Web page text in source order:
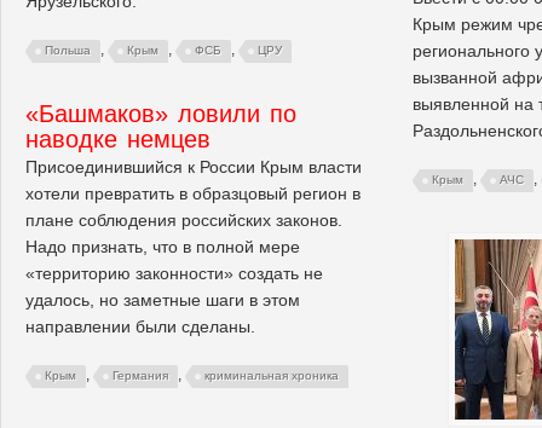
Польша , Крым , ФСБ , ЦРУ
Крым режим
регионального
вызванной
выявленной на
Крым , АЧС ,
«Башмаков» ловили по
наводке немцев
Присоединившийся к России Крым власти
хотели превратить в образцовый регион в
плане соблюдения российских законов.
Надо признать, что в полной мере
«территорию законности» создать не
удалось, но заметные шаги в этом
направлении были сделаны.
Крым , Германия , криминальная хроника